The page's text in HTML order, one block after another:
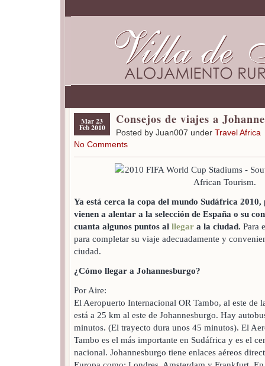
Mar 23
Feb 2010
Consejos de viajes a
Posted by Juan007 under Travel Africa
No Comments
Ya está cerca la copa del mundo Sudáfrica 2010,
vienen a alentar a la selección de España o su
cuanta algunos puntos al llegar a la ciudad. Para
para completar su viaje adecuadamente y
ciudad.
¿Cómo llegar a Johannesburgo?
Por Aire:
El Aeropuerto Internacional OR Tambo, al este de
está a 25 km al este de Johannesburgo. Hay
minutos. (El trayecto dura unos 45 minutos). El
Tambo es el más importante en Sudáfrica y es el
nacional. Johannesburgo tiene enlaces aéreos